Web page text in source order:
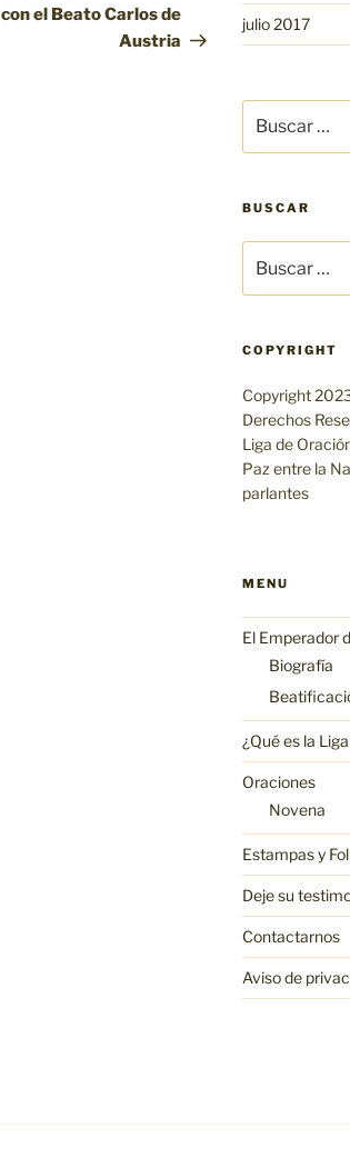
el Beato Carlos de
Austria
julio 2017
por:
BUSCAR
por:
COPYRIGHT
Copyright
Derechos
Liga de
Paz entre la
parlantes
MENU
El Emperador
Biografía
¿Qué es la
Oraciones
Novena
Estampas y
Deje su
Contactarnos
Aviso de